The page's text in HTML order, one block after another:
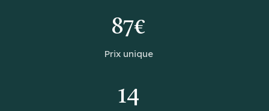
87€
Prix unique
14